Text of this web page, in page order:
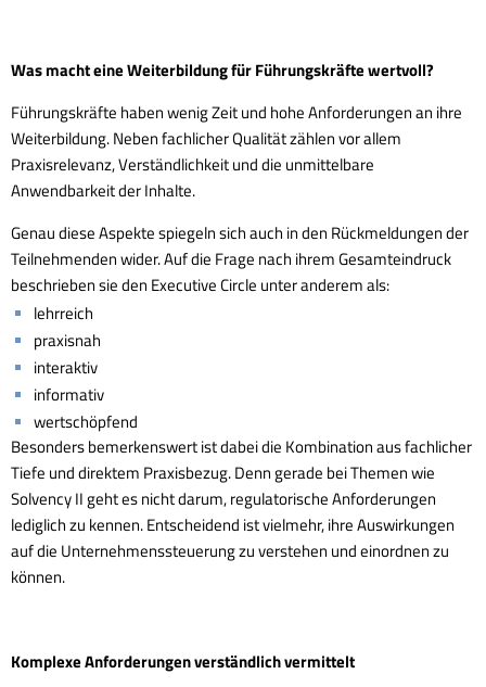
Was macht eine Weiterbildung für Führungskräfte wertvoll?
Führungskräfte haben wenig Zeit und hohe Anforderungen an ihre
Weiterbildung. Neben fachlicher Qualität zählen vor allem
Praxisrelevanz, Verständlichkeit und die unmittelbare
Anwendbarkeit der Inhalte.
Genau diese Aspekte spiegeln sich auch in den Rückmeldungen der
Teilnehmenden wider. Auf die Frage nach ihrem Gesamteindruck
beschrieben sie den Executive Circle unter anderem als:
lehrreich
praxisnah
interaktiv
informativ
wertschöpfend
Besonders bemerkenswert ist dabei die Kombination aus fachlicher
Tiefe und direktem Praxisbezug. Denn gerade bei Themen wie
Solvency II geht es nicht darum, regulatorische Anforderungen
lediglich zu kennen. Entscheidend ist vielmehr, ihre Auswirkungen
auf die Unternehmenssteuerung zu verstehen und einordnen zu
können.
Komplexe Anforderungen verständlich vermittelt